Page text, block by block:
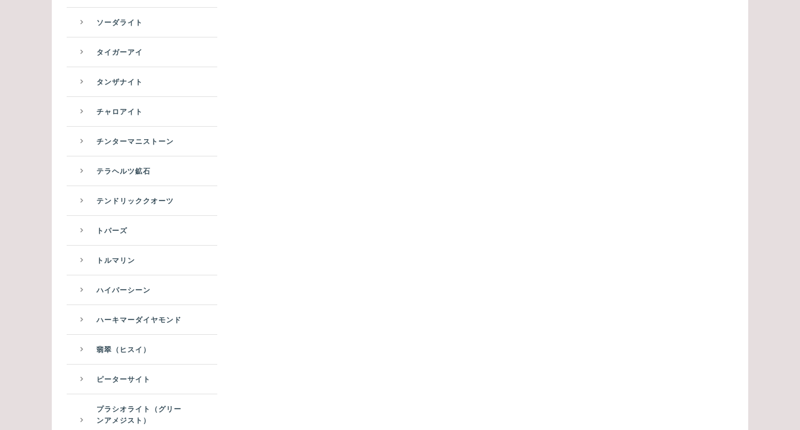
ソーダライト
タイガーアイ
タンザナイト
チャロアイト
チンターマニストーン
テラヘルツ鉱石
テンドリッククオーツ
トパーズ
トルマリン
ハイパーシーン
ハーキマーダイヤモンド
翡翠（ヒスイ）
ピーターサイト
プラシオライト（グリー
ンアメジスト）